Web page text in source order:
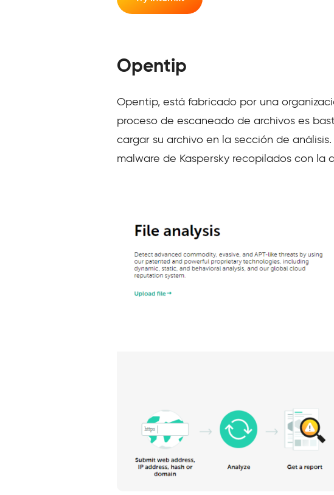
Opentip
Opentip, está fabricado por una
proceso de escaneado de archivos es
cargar su archivo en la sección de
malware de Kaspersky recopilados con la